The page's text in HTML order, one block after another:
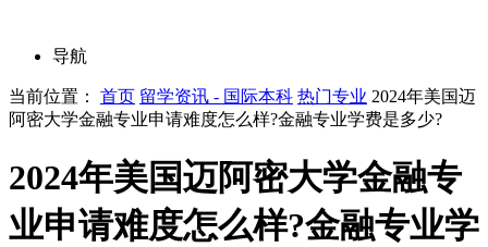
导航
当前位置： 首页 留学资讯 - 国际本科 热门专业 2024年美国迈
阿密大学金融专业申请难度怎么样?金融专业学费是多少?
2024年美国迈阿密大学金融专
业申请难度怎么样?金融专业学